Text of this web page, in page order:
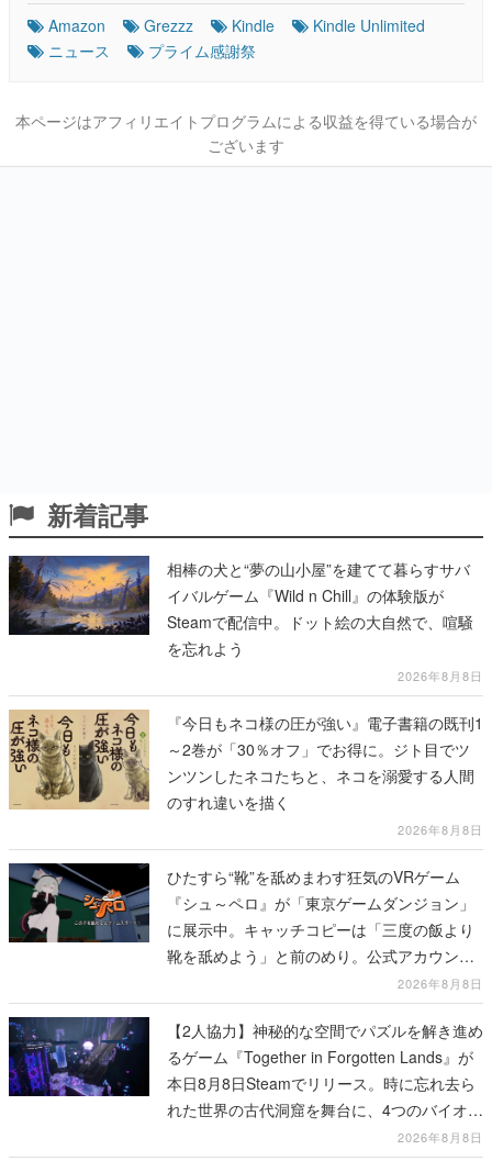
Amazon Grezzz Kindle
Kindle Unlimited
ニュース
プライム感謝祭
本ページはアフィリエイトプログラムによる収益を得ている場合が
ございます
新着記事
相棒の犬と“夢の山小屋”を建てて暮らすサバ
イバルゲーム『Wild n Chill』の体験版が
Steamで配信中。ドット絵の大自然で、喧騒
を忘れよう
2026年8月8日
『今日もネコ様の圧が強い』電子書籍の既刊1
～2巻が「30％オフ」でお得に。ジト目でツ
ンツンしたネコたちと、ネコを溺愛する人間
のすれ違いを描く
2026年8月8日
ひたすら“靴”を舐めまわす狂気のVRゲーム
『シュ～ペロ』が「東京ゲームダンジョン」
に展示中。キャッチコピーは「三度の飯より
靴を舐めよう」と前のめり。公式アカウント
も開設され、2026年リリースに向けて開発中
2026年8月8日
【2人協力】神秘的な空間でパズルを解き進め
るゲーム『Together in Forgotten Lands』が
本日8月8日Steamでリリース。時に忘れ去ら
れた世界の古代洞窟を舞台に、4つのバイオー
2026年8月8日